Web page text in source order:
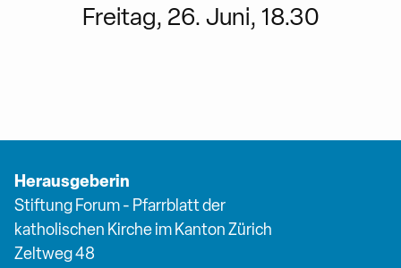
Freitag, 26. Juni, 18.30
Herausgeberin
Stiftung Forum - Pfarrblatt der
katholischen Kirche im Kanton Zürich
Zeltweg 48